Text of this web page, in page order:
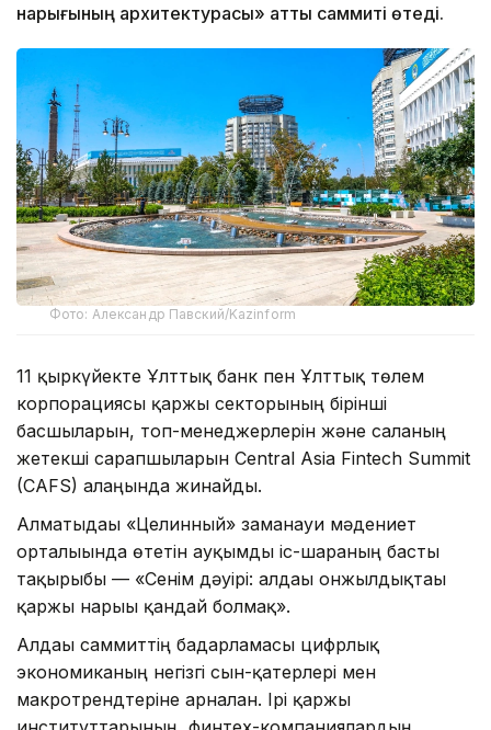
нарығының архитектурасы» атты саммиті өтеді.
Фото: Александр Павский/Kazinform
11 қыркүйекте Ұлттық банк пен Ұлттық төлем
корпорациясы қаржы секторының бірінші
басшыларын, топ-менеджерлерін және саланың
жетекші сарапшыларын Central Asia Fintech Summit
(CAFS) алаңында жинайды.
Алматыдағы «Целинный» заманауи мәдениет
орталығында өтетін ауқымды іс-шараның басты
тақырыбы — «Сенім дәуірі: алдағы онжылдықтағы
қаржы нарығы қандай болмақ».
Алдағы саммиттің бағдарламасы цифрлық
экономиканың негізгі сын-қатерлері мен
макротрендтеріне арналған. Ірі қаржы